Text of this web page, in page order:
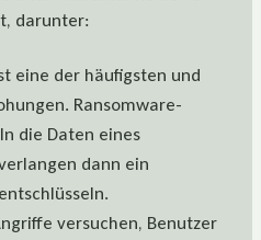
darunter:
eine der häufigsten und
Ransomware-
die Daten eines
dann ein
versuchen, Benutzer